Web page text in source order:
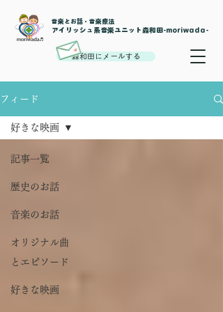
音楽とお話・音楽療法
​アイリッシュ系音楽ユニット森和田-moriwada-
森和田にメールする
フィード
記事一覧
歴史のお話
音楽のお話
オリジナル曲
とエピソード
好きな映画
好きな映画